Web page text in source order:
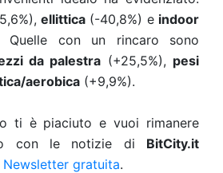
ellittica (-40,8%) e indoor
Quelle con un rincaro sono
da palestra (+25,5%), pesi
aerobica (+9,9%).
ti è piaciuto e vuoi rimanere
con le notizie di BitCity.it
Newsletter gratuita.